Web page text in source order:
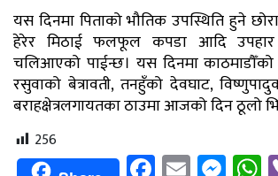
यस दिनमा पिताको भौतिक उपस्थिति हुने
हेरेर मिठाई फलफूल कपडा आदि
चलिआएको पाईन्छ। यस दिनमा काठमाडौँको
रसुवाको बेत्रावती, तनहुँको देवघाट,
बराहक्षेत्रलगायतका ठाउमा आजको दिन ठूलो
256